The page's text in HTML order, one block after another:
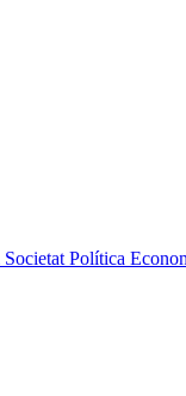
Societat Política